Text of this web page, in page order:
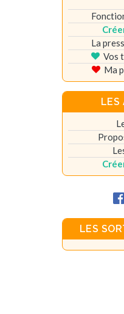
La
Vos
Ma
LES
LES